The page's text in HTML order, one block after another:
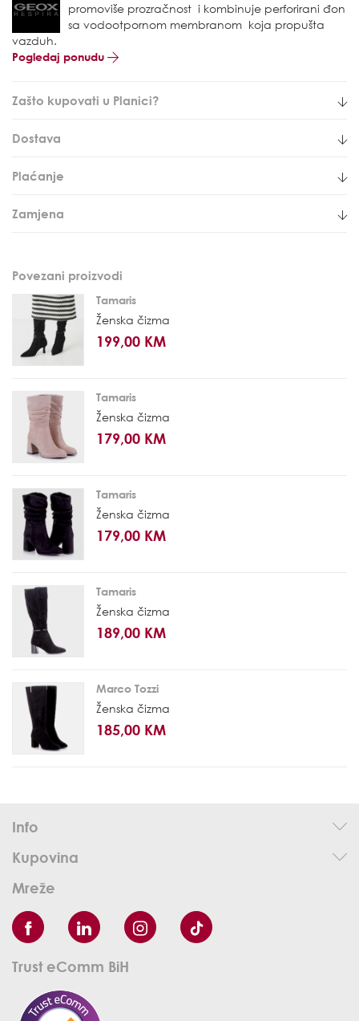
promoviše prozračnost i kombinuje perforirani đon
sa vodootpornom membranom koja propušta
vazduh.
Pogledaj ponudu
Zašto kupovati u Planici?
Dostava
Plaćanje
Zamjena
Povezani proizvodi
Tamaris
Ženska čizma
199,00 KM
Tamaris
Ženska čizma
179,00 KM
Tamaris
Ženska čizma
179,00 KM
Tamaris
Ženska čizma
189,00 KM
Marco Tozzi
Ženska čizma
185,00 KM
Info
Kupovina
Mreže
Trust eComm BiH